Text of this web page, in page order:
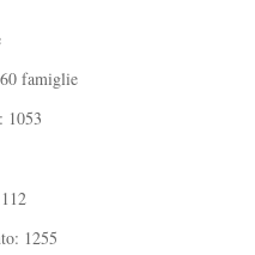
famiglie
1053
1255